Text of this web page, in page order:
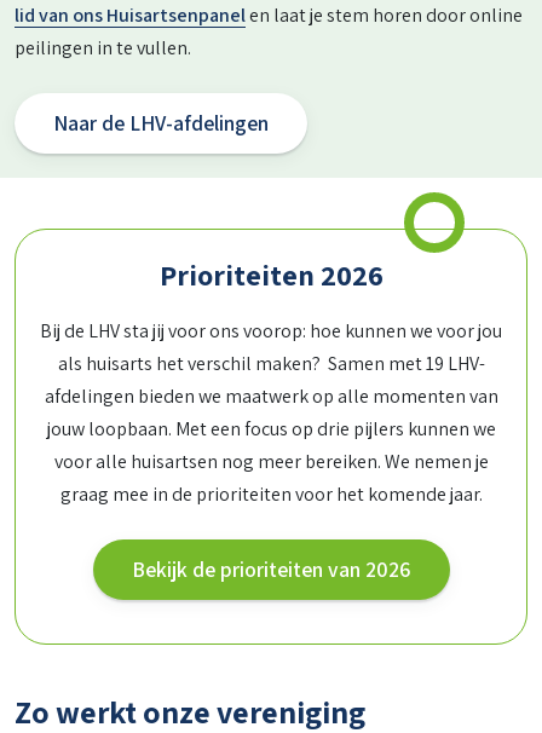
lid van ons Huisartsenpanelen laat je stem horen door online
peilingen in te vullen.
Naar de LHV-afdelingen
Prioriteiten 2026
Bij de LHV sta jij voor ons voorop: hoe kunnen we voor jou
als huisarts het verschil maken? Samen met 19 LHV-
afdelingen bieden we maatwerk op alle momenten van
jouw loopbaan. Met een focus op drie pijlers kunnen we
voor alle huisartsen nog meer bereiken. We nemen je
graag mee in de prioriteiten voor het komende jaar.
Bekijk de prioriteiten van 2026
Zo werkt onze vereniging